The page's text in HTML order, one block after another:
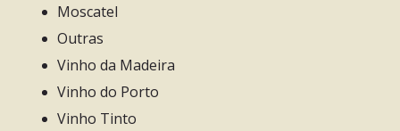
Moscatel
Outras
Vinho da Madeira
Vinho do Porto
Vinho Tinto